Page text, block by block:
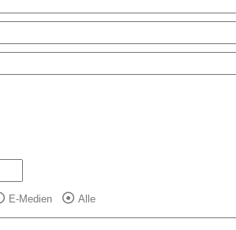
E-Medien Alle